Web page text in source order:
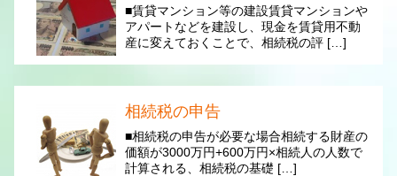
■賃貸マンション等の建設賃貸マンションや
アパートなどを建設し、現金を賃貸用不動
産に変えておくことで、相続税の評 […]
相続税の申告
■相続税の申告が必要な場合相続する財産の
価額が3000万円+600万円×相続人の人数で
計算される、相続税の基礎 […]